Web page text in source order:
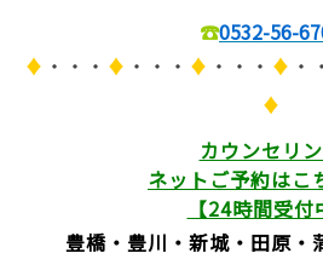
☎0532-56-
♦ ・・・ ♦ ・・・ ♦ ・・・ ♦ ・
♦
カウンセリ
ネットご予約はこ
【24時間受付
豊橋・豊川・新城・田原・